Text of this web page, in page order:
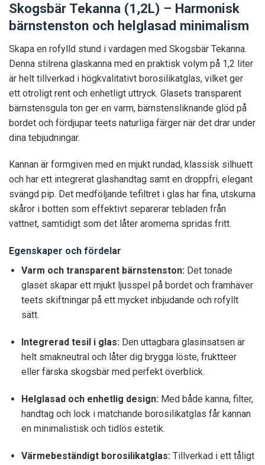
Skogsbär Tekanna (1,2L) – Harmonisk
bärnstenston och helglasad minimalism
Skapa en rofylld stund i vardagen med Skogsbär Tekanna.
Denna stilrena glaskanna med en praktisk volym på 1,2 liter
är helt tillverkad i högkvalitativt borosilikatglas, vilket ger
ett otroligt rent och enhetligt uttryck. Glasets transparent
bärnstensgula ton ger en varm, bärnstensliknande glöd på
bordet och fördjupar teets naturliga färger när det drar under
dina tebjudningar.
Kannan är formgiven med en mjukt rundad, klassisk silhuett
och har ett integrerat glashandtag samt en droppfri, elegant
svängd pip. Det medföljande tefiltret i glas har fina, utskurna
skåror i botten som effektivt separerar tebladen från
vattnet, samtidigt som det låter aromerna spridas fritt.
Egenskaper och fördelar
Varm och transparent bärnstenston:Det tonade
glaset skapar ett mjukt ljusspel på bordet och framhäver
teets skiftningar på ett mycket inbjudande och rofyllt
sätt.
Integrerad tesil i glas:Den uttagbara glasinsatsen är
helt smakneutral och låter dig brygga löste, fruktteer
eller färska skogsbär med perfekt överblick.
Helglasad och enhetlig design:Med både kanna, filter,
handtag och lock i matchande borosilikatglas får kannan
en minimalistisk och tidlös estetik.
Värmebeständigt borosilikatglas: Tillverkad i ett tåligt